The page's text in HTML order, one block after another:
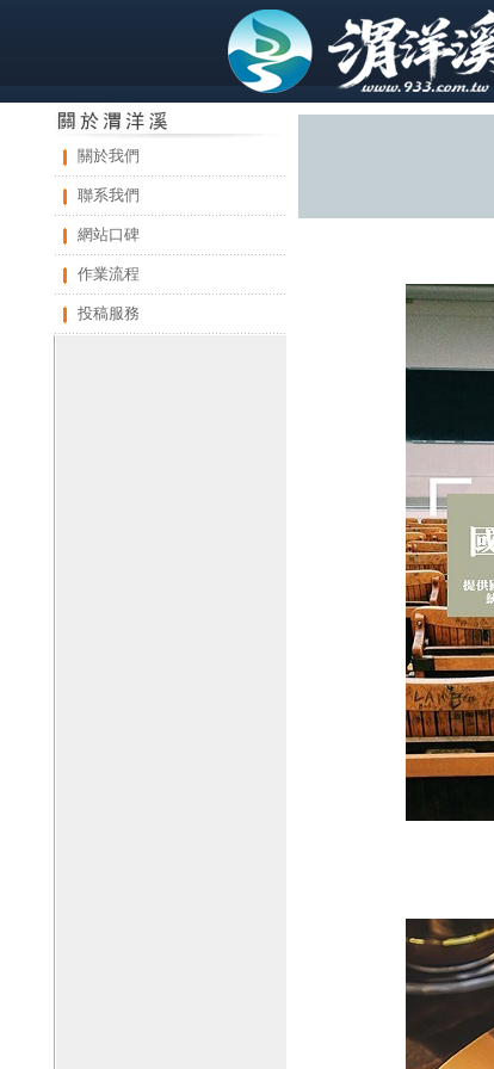
關於我們
聯系我們
網站口碑
作業流程
投稿服務